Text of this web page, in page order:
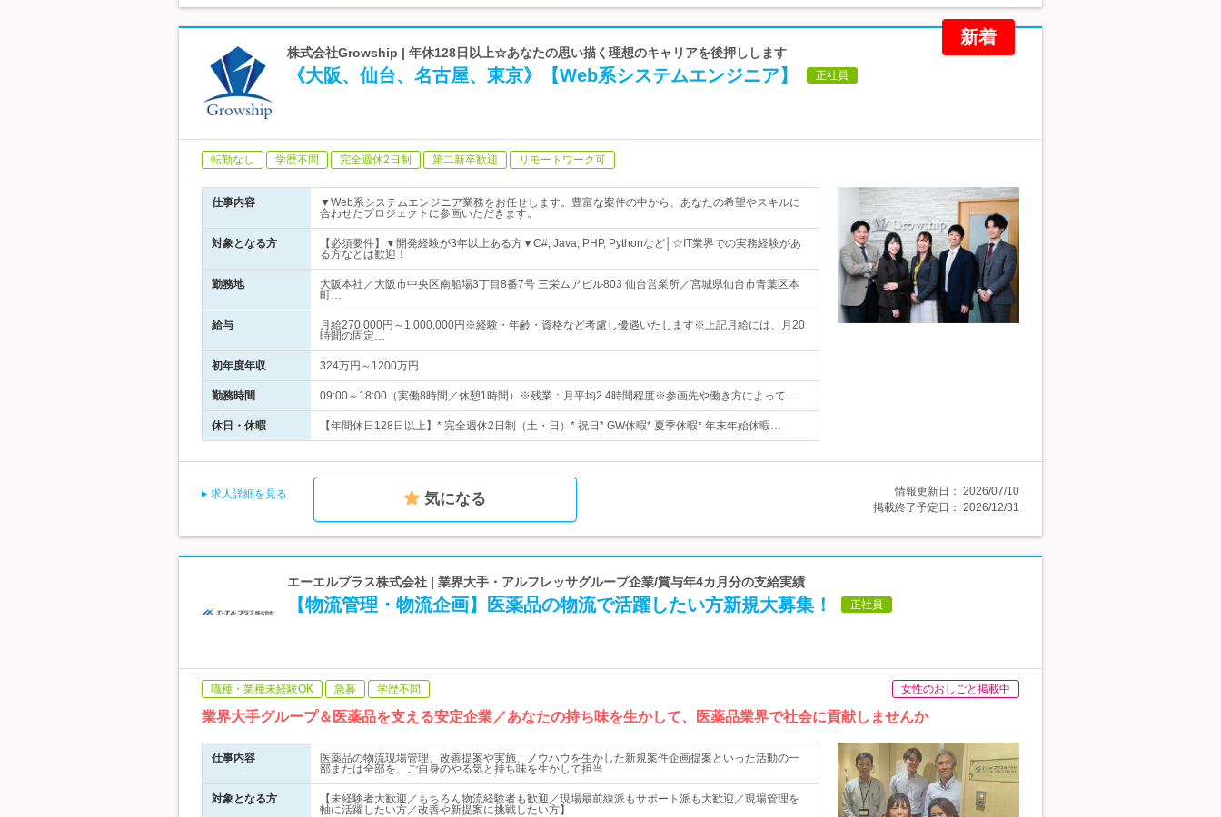
新着
株式会社Growship | 年休128日以上☆あなたの思い描く理想のキャリアを後押しします
《大阪、仙台、名古屋、東京》【Web系システムエンジニア】 正社員
転勤なし 学歴不問 完全週休2日制 第二新卒歓迎 リモートワーク可
仕事内容
▼Web系システムエンジニア業務をお任せします。豊富な案件の中から、あなたの希望やスキルに
合わせたプロジェクトに参画いただきます。
対象となる方
【必須要件】▼開発経験が3年以上ある方▼C#, Java, PHP, Pythonなど│☆IT業界での実務経験があ
る方などは歓迎！
勤務地
大阪本社／大阪市中央区南船場3丁目8番7号 三栄ムアビル803 仙台営業所／宮城県仙台市青葉区本
町…
給与
月給270,000円～1,000,000円※経験・年齢・資格など考慮し優遇いたします※上記月給には、月20
時間の固定…
初年度年収 324万円～1200万円
勤務時間 09:00～18:00（実働8時間／休憩1時間）※残業：月平均2.4時間程度※参画先や働き方によって…
休日・休暇 【年間休日128日以上】* 完全週休2日制（土・日）* 祝日* GW休暇* 夏季休暇* 年末年始休暇…
求人詳細を見る 気になる 情報更新日： 2026/07/10
掲載終了予定日： 2026/12/31
エーエルプラス株式会社 | 業界大手・アルフレッサグループ企業/賞与年4カ月分の支給実績
【物流管理・物流企画】医薬品の物流で活躍したい方新規大募集！ 正社員
職種・業種未経験OK 急募 学歴不問 女性のおしごと掲載中
業界大手グループ＆医薬品を支える安定企業／あなたの持ち味を生かして、医薬品業界で社会に貢献しませんか
仕事内容
医薬品の物流現場管理、改善提案や実施、ノウハウを生かした新規案件企画提案といった活動の一
部または全部を、ご自身のやる気と持ち味を生かして担当
対象となる方
【未経験者大歓迎／もちろん物流経験者も歓迎／現場最前線派もサポート派も大歓迎／現場管理を
軸に活躍したい方／改善や新提案に挑戦したい方】